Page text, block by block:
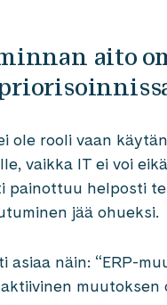
aito
ole rooli vaan
vaikka IT ei voi
painottuu helposti
jää ohueksi.
asiaa näin: “ERP-
muutoksen